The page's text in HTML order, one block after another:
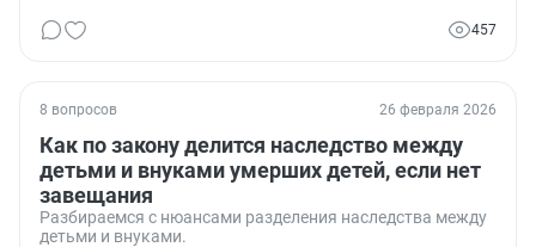
457
8 вопросов 26 февраля 2026
Как по закону делится наследство между
детьми и внуками умерших детей, если нет
завещания
Разбираемся с нюансами разделения наследства между
детьми и внуками.